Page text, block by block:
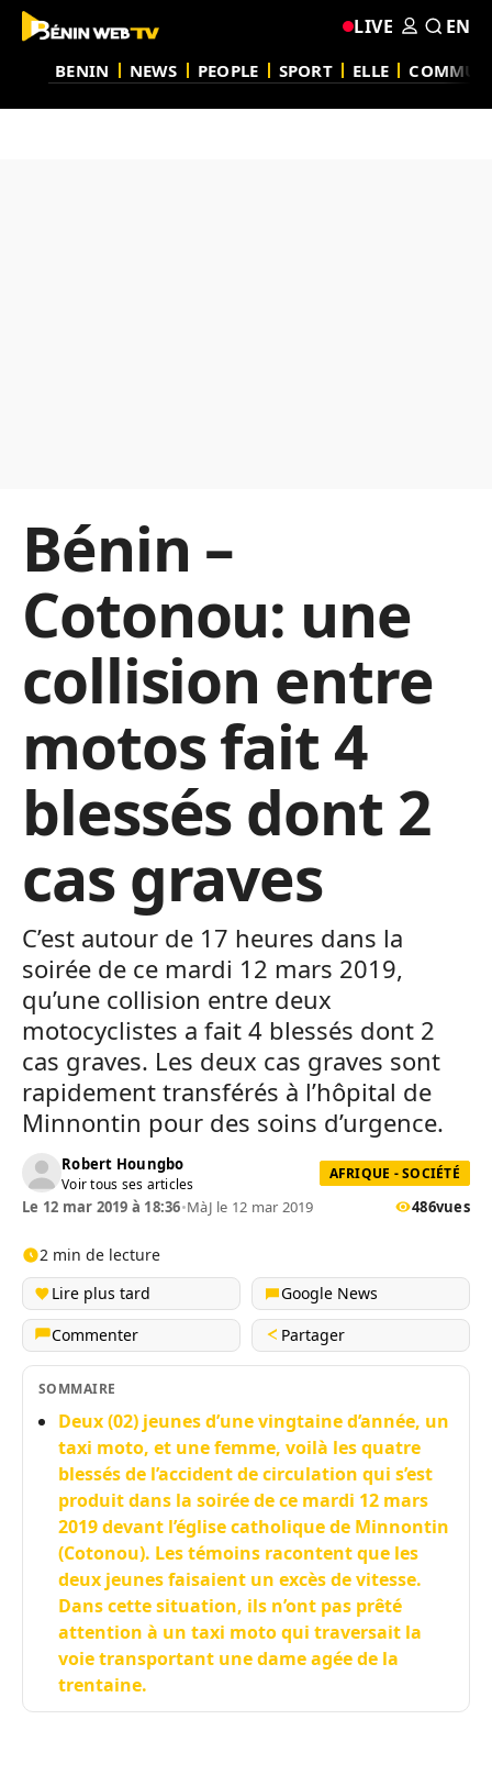
BENIN NEWS PEOPLE SPORT ELLE
LIVE EN
Bénin –
Cotonou: une
collision entre
motos fait 4
blessés dont 2
cas graves
C’est autour de 17 heures dans la
soirée de ce mardi 12 mars 2019,
qu’une collision entre deux
motocyclistes a fait 4 blessés dont 2
cas graves. Les deux cas graves sont
rapidement transférés à l’hôpital de
Minnontin pour des soins d’urgence.
Robert Houngbo
Voir tous ses articles
AFRIQUE - SOCIÉTÉ
Le 12 mar 2019 à 18:36•MàJ le 12 mar 2019 486vues
2 min de lecture
Lire plus tard
Google News
Commenter
Partager
SOMMAIRE
Deux (02) jeunes d’une vingtaine d’année, un
taxi moto, et une femme, voilà les quatre
blessés de l’accident de circulation qui s’est
produit dans la soirée de ce mardi 12 mars
2019 devant l’église catholique de Minnontin
(Cotonou). Les témoins racontent que les
deux jeunes faisaient un excès de vitesse.
Dans cette situation, ils n’ont pas prêté
attention à un taxi moto qui traversait la
voie transportant une dame agée de la
trentaine.